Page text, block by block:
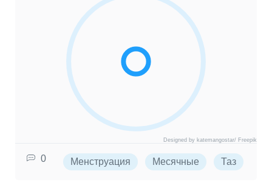
Designed by katemangostar/ Freepik
0 Менструация Месячные Таз